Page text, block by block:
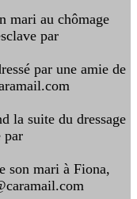
au chômage
par
par une amie de
suite du dressage
par
mari à Fiona,